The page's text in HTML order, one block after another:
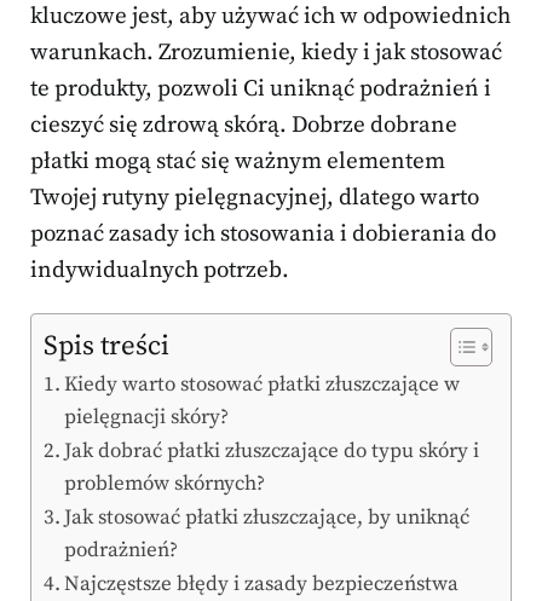
kluczowe jest, aby używać ich w odpowiednich
warunkach. Zrozumienie, kiedy i jak stosować
te produkty, pozwoli Ci uniknąć podrażnień i
cieszyć się zdrową skórą. Dobrze dobrane
płatki mogą stać się ważnym elementem
Twojej rutyny pielęgnacyjnej, dlatego warto
poznać zasady ich stosowania i dobierania do
indywidualnych potrzeb.
Spis treści
Kiedy warto stosować płatki złuszczające w
pielęgnacji skóry?
Jak dobrać płatki złuszczające do typu skóry i
problemów skórnych?
Jak stosować płatki złuszczające, by uniknąć
podrażnień?
Najczęstsze błędy i zasady bezpieczeństwa